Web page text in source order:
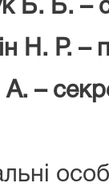
Б. Б. –
Н. Р. –
–